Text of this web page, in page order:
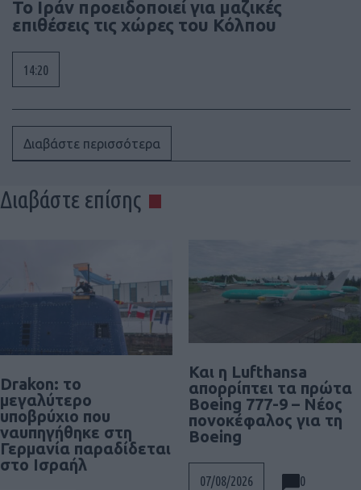
Το Ιράν προειδοποιεί για μαζικές
επιθέσεις τις χώρες του Κόλπου
14:20
Διαβάστε περισσότερα
Διαβάστε επίσης
Drakon: το
μεγαλύτερο
υποβρύχιο που
ναυπηγήθηκε στη
Γερμανία παραδίδεται
στο Ισραήλ
Και η Lufthansa
απορρίπτει τα πρώτα
Boeing 777-9 – Νέος
πονοκέφαλος για τη
Boeing
07/08/2026 0